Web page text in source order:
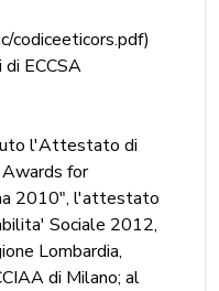
codiceeticors.pdf)
ECCSA
l'Attestato di
for
2010", l'attestato
Sociale 2012,
Lombardia,
di Milano; al